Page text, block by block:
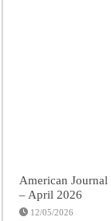
American
– April 2026
12/05/2026